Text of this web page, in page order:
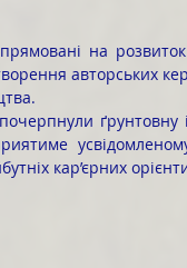
авторських
кар’єрних